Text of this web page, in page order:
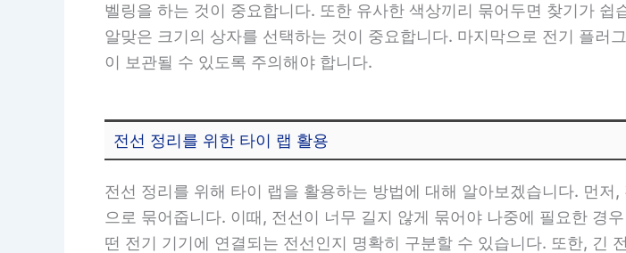
벨링을 하는 것이 중요합니다. 또한 유사한 색상끼리 묶어두면 찾기가
알맞은 크기의 상자를 선택하는 것이 중요합니다. 마지막으로 전기 플러
이 보관될 수 있도록 주의해야 합니다.
전선 정리를 위한 타이 랩 활용
전선 정리를 위해 타이 랩을 활용하는 방법에 대해 알아보겠습니다. 먼
으로 묶어줍니다. 이때, 전선이 너무 길지 않게 묶어야 나중에 필요한 경
떤 전기 기기에 연결되는 전선인지 명확히 구분할 수 있습니다. 또한, 긴